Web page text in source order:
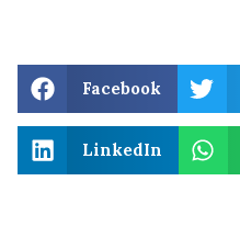
Facebook
LinkedIn